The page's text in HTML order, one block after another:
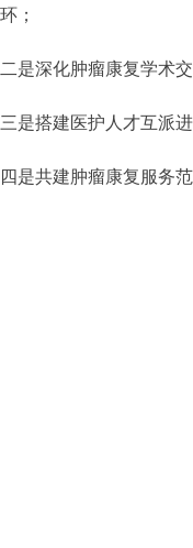
环；
二是深化肿瘤康复学术
三是搭建医护人才互派
四是共建肿瘤康复服务